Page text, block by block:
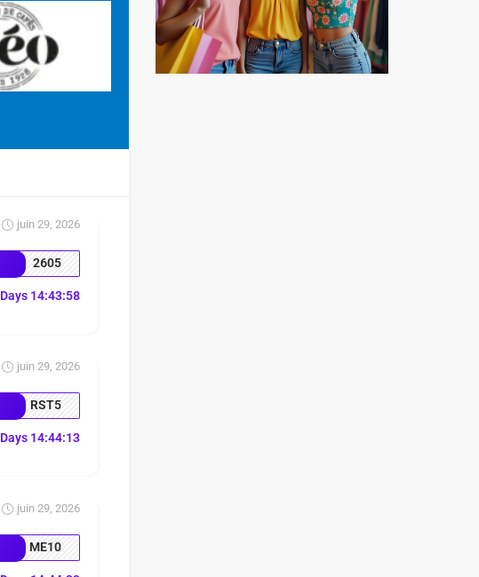
juin 29, 2026
2605
Days 14:43:57
juin 29, 2026
RST5
Days 14:44:12
juin 29, 2026
ME10